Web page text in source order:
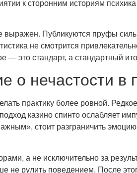
к сторонним историям
выражен. Публикуются пруфы
не смотрится
— это стандарт, а стандартный
о нечастости в
практику более ровной.
казино спинто ослабляет
стоит разграничить
а не исключительно за
не рулить поведением. После